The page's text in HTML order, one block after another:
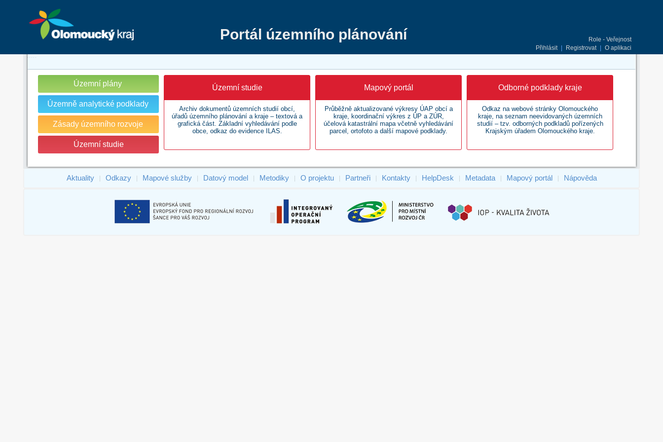
Portál územního plánování
Role - Veřejnost
Přihlásit
Registrovat O aplikaci
Územní plány
Územně analytické podklady
Zásady územního rozvoje
Územní studie
Územní studie
Archiv dokumentů územních studií obcí,
úřadů územního plánování a kraje – textová a
grafická část. Základní vyhledávání podle
obce, odkaz do evidence ILAS.
Mapový portál
Průběžně aktualizované výkresy ÚAP obcí a
kraje, koordinační výkres z ÚP a ZÚR,
účelová katastrální mapa včetně vyhledávání
parcel, ortofoto a další mapové podklady.
Odborné podklady kraje
Odkaz na webové stránky Olomouckého
kraje, na seznam neevidovaných územních
studií – tzv. odborných podkladů pořízených
Krajským úřadem Olomouckého kraje.
Aktuality Odkazy Mapové služby Datový model Metodiky O projektu Partneři Kontakty HelpDesk Metadata Mapový portál Nápověda